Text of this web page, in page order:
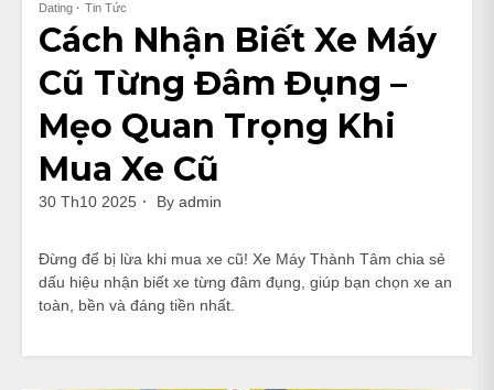
Dating Tin Tức
Cách Nhận Biết Xe Máy
Cũ Từng Đâm Đụng –
Mẹo Quan Trọng Khi
Mua Xe Cũ
30 Th10 2025 By admin
Đừng để bị lừa khi mua xe cũ! Xe Máy Thành Tâm chia sẻ
dấu hiệu nhận biết xe từng đâm đụng, giúp bạn chọn xe an
toàn, bền và đáng tiền nhất.